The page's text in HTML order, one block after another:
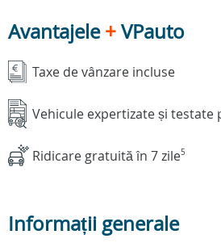
Avantajele+VPauto
Taxe de vânzare incluse
Vehicule expertizate și testate
Ridicare gratuită în 7 zile5
Informații generale